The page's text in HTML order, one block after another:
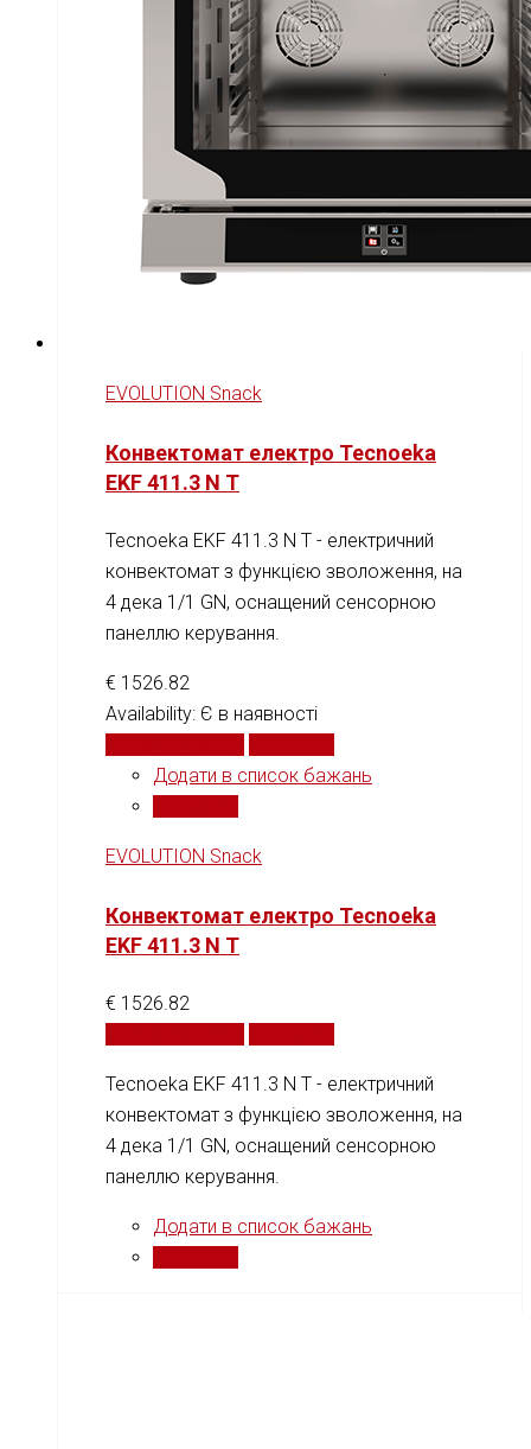
EVOLUTION Snack
Конвектомат електро Tecnoeka
EKF 411.3 N T
Tecnoeka EKF 411.3 N T - електричний
конвектомат з функцією зволоження, на
4 дека 1/1 GN, оснащений сенсорною
панеллю керування.
€ 1526.82
Availability: Є в наявності
Додати в список бажань
EVOLUTION Snack
Конвектомат електро Tecnoeka
EKF 411.3 N T
€ 1526.82
Tecnoeka EKF 411.3 N T - електричний
конвектомат з функцією зволоження, на
4 дека 1/1 GN, оснащений сенсорною
панеллю керування.
Додати в список бажань